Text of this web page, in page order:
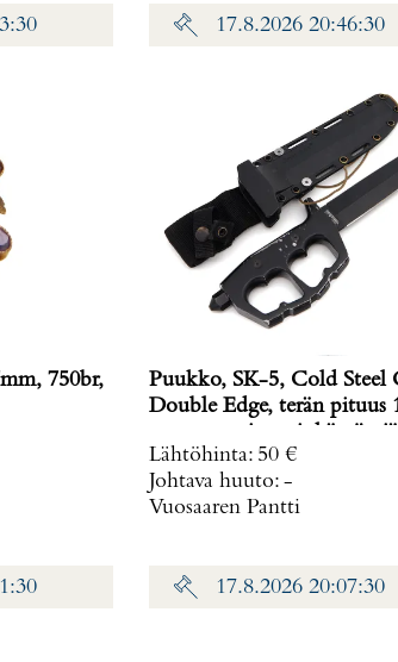
750br,
17.8.2026 20:46:30
Puukko, SK-5, Cold Steel
Double Edge, terän pituus
Lähtöhinta: 50 €
Johtava huuto: -
Vuosaaren Pantti
17.8.2026 20:07:30